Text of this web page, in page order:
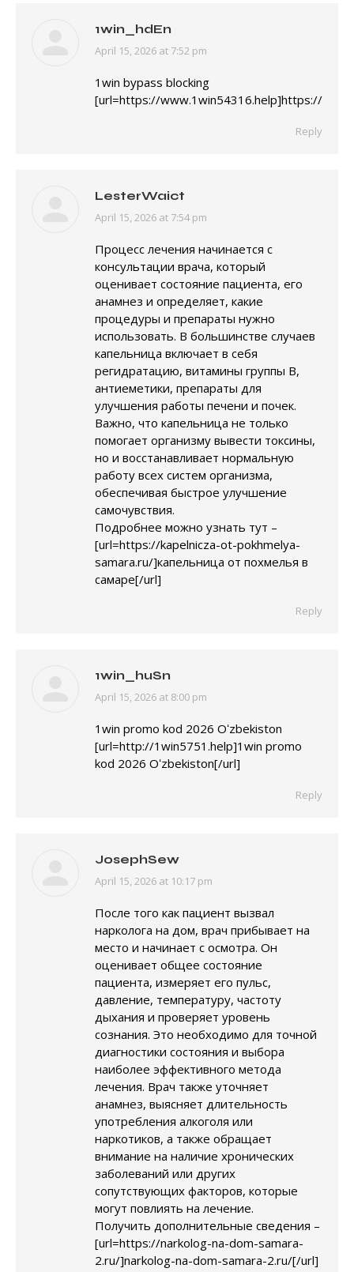
1win_hdEn
says:
April 15, 2026 at 7:52 pm
1win bypass blocking
[url=https://www.1win54316.help]https://
Reply
LesterWaict
says:
April 15, 2026 at 7:54 pm
Процесс лечения начинается с
консультации врача, который
оценивает состояние пациента, его
анамнез и определяет, какие
процедуры и препараты нужно
использовать. В большинстве случаев
капельница включает в себя
регидратацию, витамины группы B,
антиеметики, препараты для
улучшения работы печени и почек.
Важно, что капельница не только
помогает организму вывести токсины,
но и восстанавливает нормальную
работу всех систем организма,
обеспечивая быстрое улучшение
самочувствия.
Подробнее можно узнать тут –
[url=https://kapelnicza-ot-pokhmelya-
samara.ru/]капельница от похмелья в
самаре[/url]
Reply
1win_huSn
says:
April 15, 2026 at 8:00 pm
1win promo kod 2026 Oʻzbekiston
[url=http://1win5751.help]1win promo
kod 2026 Oʻzbekiston[/url]
Reply
JosephSew
says:
April 15, 2026 at 10:17 pm
После того как пациент вызвал
нарколога на дом, врач прибывает на
место и начинает с осмотра. Он
оценивает общее состояние
пациента, измеряет его пульс,
давление, температуру, частоту
дыхания и проверяет уровень
сознания. Это необходимо для точной
диагностики состояния и выбора
наиболее эффективного метода
лечения. Врач также уточняет
анамнез, выясняет длительность
употребления алкоголя или
наркотиков, а также обращает
внимание на наличие хронических
заболеваний или других
сопутствующих факторов, которые
могут повлиять на лечение.
Получить дополнительные сведения –
[url=https://narkolog-na-dom-samara-
2.ru/]narkolog-na-dom-samara-2.ru/[/url]